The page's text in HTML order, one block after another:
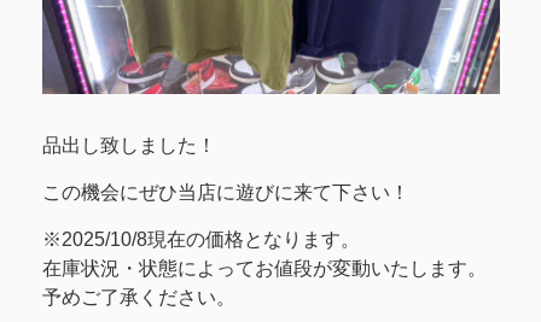
品出し致しました！
この機会にぜひ当店に遊びに来て下さい！
※2025/10/8現在の価格となります。
在庫状況・状態によってお値段が変動いたします。
予めご了承ください。